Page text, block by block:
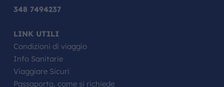
348 7494237
LINK UTILI
Condizioni di viaggio
Info Sanitarie
Viaggiare Sicuri
Passaporto, come si richiede